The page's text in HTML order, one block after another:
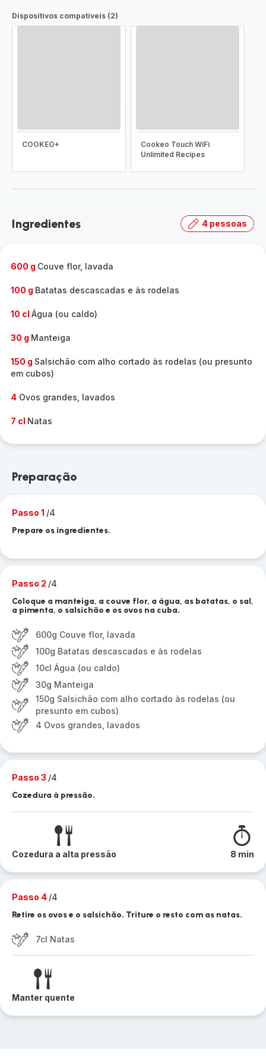
Dispositivos compatíveis (2)
COOKEO+
Cookeo Touch WiFi
Unlimited Recipes
Ingredientes 4 pessoas
600 g Couve flor, lavada
100 g Batatas descascadas e às rodelas
10 cl Água (ou caldo)
30 g Manteiga
150 g Salsichão com alho cortado às rodelas (ou presunto
em cubos)
4 Ovos grandes, lavados
7 cl Natas
Preparação
Passo 1 /4
Prepare os ingredientes.
Passo 2 /4
Coloque a manteiga, a couve flor, a água, as batatas, o sal,
a pimenta, o salsichão e os ovos na cuba.
600g Couve flor, lavada
100g Batatas descascadas e às rodelas
10cl Água (ou caldo)
30g Manteiga
150g Salsichão com alho cortado às rodelas (ou
presunto em cubos)
4 Ovos grandes, lavados
Passo 3 /4
Cozedura à pressão.
Cozedura a alta pressão 8 min
Passo 4 /4
Retire os ovos e o salsichão. Triture o resto com as natas.
7cl Natas
Manter quente